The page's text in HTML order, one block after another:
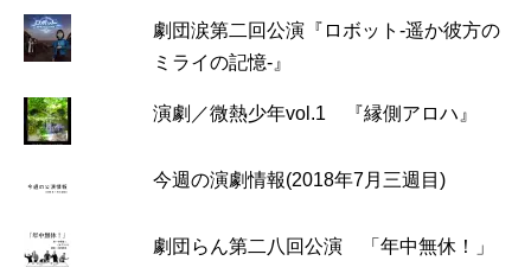
劇団涙第二回公演『ロボット-遥か彼方の
ミライの記憶-』
演劇／微熱少年vol.1 『縁側アロハ』
今週の演劇情報(2018年7月三週目)
劇団らん第二八回公演 「年中無休！」